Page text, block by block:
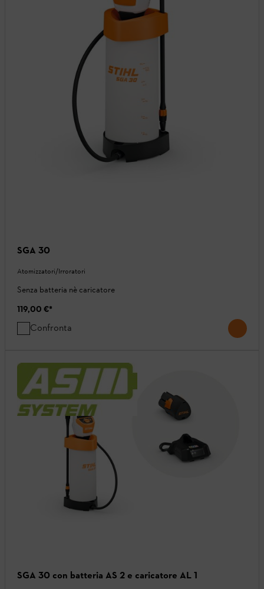
SGA 30
Atomizzatori/Irroratori
Senza batteria nè caricatore
119,00 €*
Confronta
SGA 30 con batteria AS 2 e caricatore AL 1